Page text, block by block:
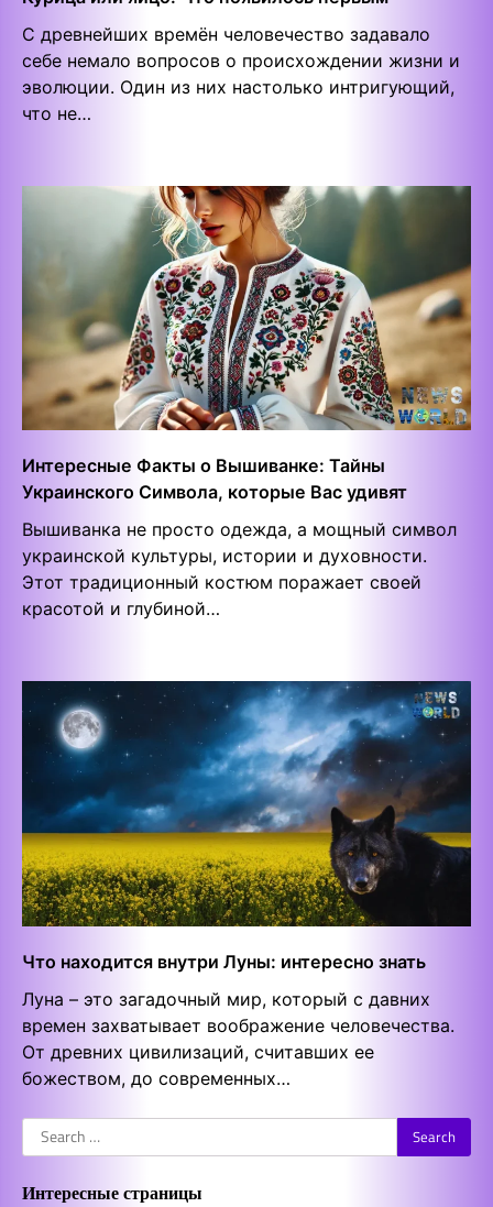
С древнейших времён человечество задавало
себе немало вопросов о происхождении жизни и
эволюции. Один из них настолько интригующий,
что не…
Интересные Факты о Вышиванке: Тайны
Украинского Символа, которые Вас удивят
Вышиванка не просто одежда, а мощный символ
украинской культуры, истории и духовности.
Этот традиционный костюм поражает своей
красотой и глубиной…
Что находится внутри Луны: интересно знать
Луна – это загадочный мир, который с давних
времен захватывает воображение человечества.
От древних цивилизаций, считавших ее
божеством, до современных…
Search
for:
Интересные страницы